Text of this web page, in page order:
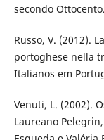
secondo
Russo, V. (2012).
portoghese nella
Italianos em
Venuti, L. (2002).
Laureano